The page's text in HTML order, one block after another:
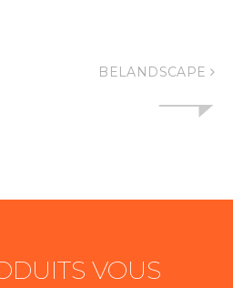
BELANDSCAPE
VOUS